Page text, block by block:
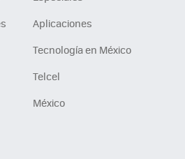
Aplicaciones
Tecnología en México
Telcel
México